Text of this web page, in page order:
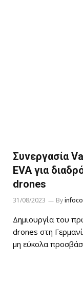
Συνεργασία
EVA για
drones
31/08/2023 By
Δημιουργία του
drones στη
μη εύκολα